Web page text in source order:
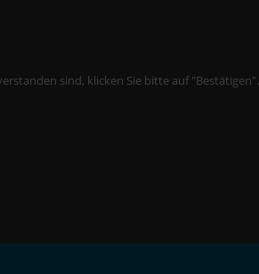
sind, klicken Sie bitte auf "Bestätigen".